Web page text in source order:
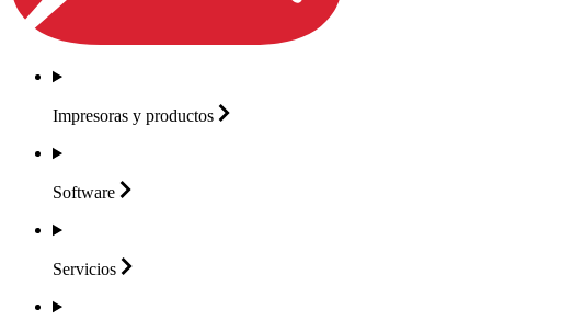
Impresoras y productos
Software
Servicios